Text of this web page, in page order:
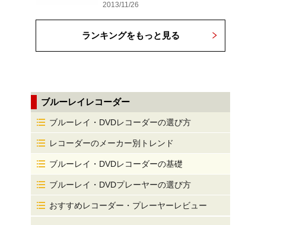
2013/11/26
ランキングをもっと見る
ブルーレイレコーダー
ブルーレイ・DVDレコーダーの選び方
レコーダーのメーカー別トレンド
ブルーレイ・DVDレコーダーの基礎
ブルーレイ・DVDプレーヤーの選び方
おすすめレコーダー・プレーヤーレビュー